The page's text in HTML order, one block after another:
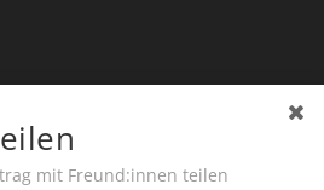
mit Freund:innen teilen